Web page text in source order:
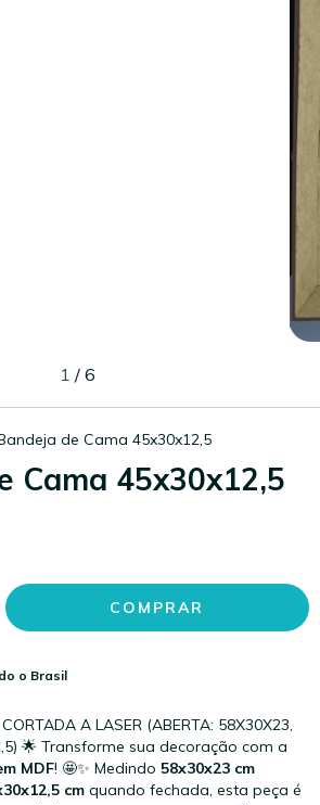
1 / 6
de Cama 45x30x12,5
Cama 45x30x12,5
o Brasil
A LASER (ABERTA: 58X30X23,
🌟 Transforme sua decoração com a
MDF! 🤩✨ Medindo 58x30x23 cm
cm quando fechada, esta peça é